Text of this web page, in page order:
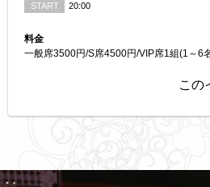
START
20:00
料金
一般席3500円/S席4500円/VIP席1組(1～6
この